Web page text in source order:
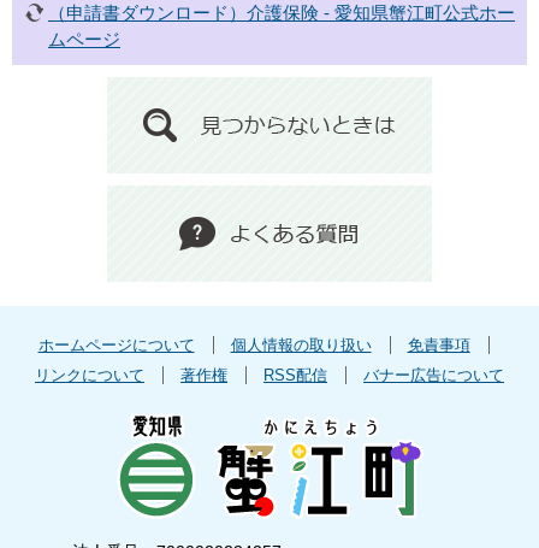
（申請書ダウンロード）介護保険 - 愛知県蟹江町公式ホー
ムページ
ホームページについて 個人情報の取り扱い
免責事項
リンクについて
著作権 RSS配信 バナー広告について